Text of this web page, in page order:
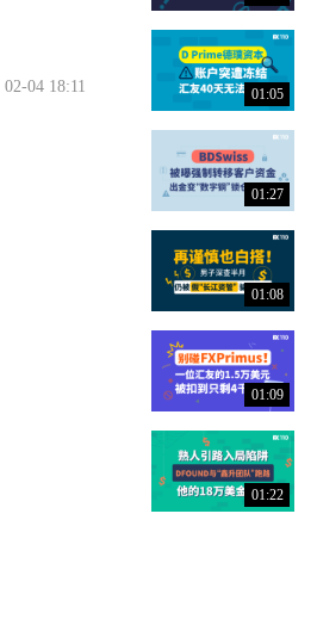
02-04 18:11 01:05
01:27
01:08
01:09
01:22